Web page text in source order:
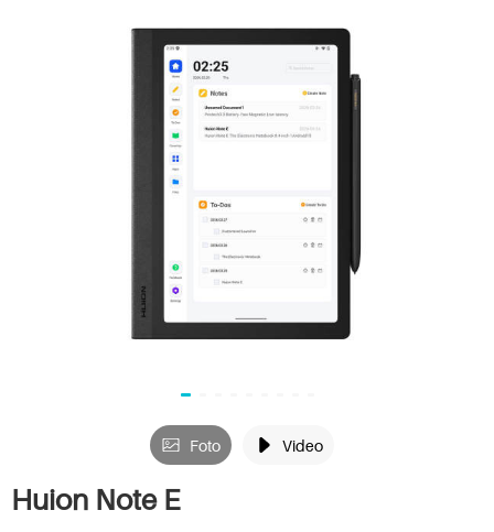
Foto Video
Huion Note E